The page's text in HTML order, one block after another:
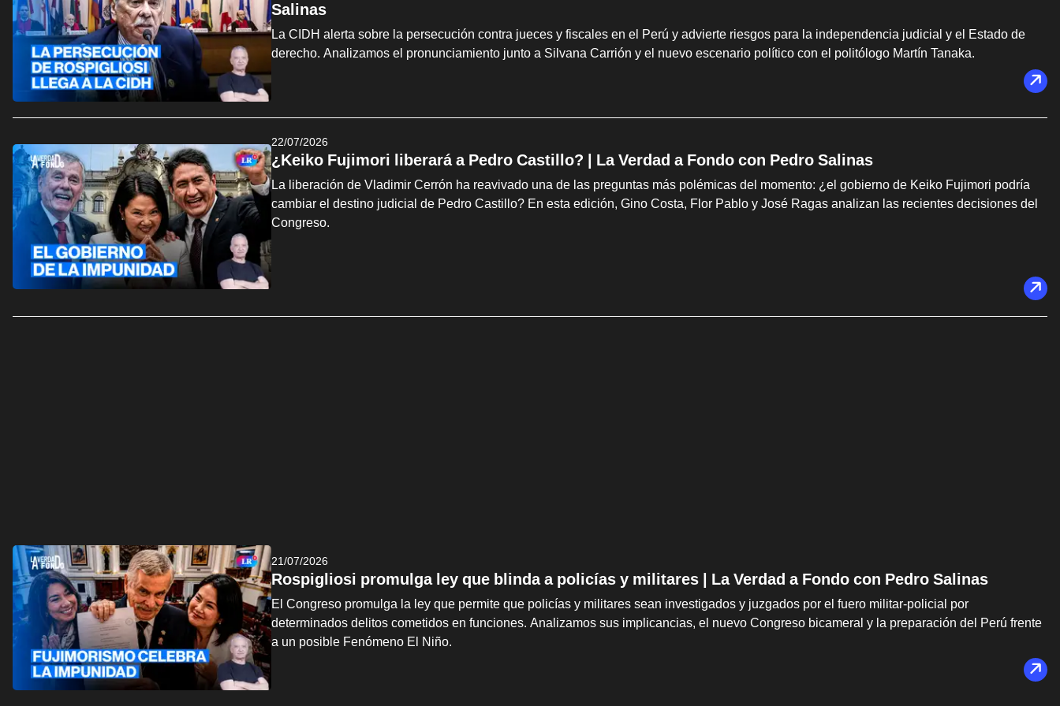
Salinas
La CIDH alerta sobre la persecución contra jueces y fiscales en el Perú y advierte riesgos para la independencia judicial y el Estado de
derecho. Analizamos el pronunciamiento junto a Silvana Carrión y el nuevo escenario político con el politólogo Martín Tanaka.
22/07/2026
¿Keiko Fujimori liberará a Pedro Castillo? | La Verdad a Fondo con Pedro Salinas
La liberación de Vladimir Cerrón ha reavivado una de las preguntas más polémicas del momento: ¿el gobierno de Keiko Fujimori podría
cambiar el destino judicial de Pedro Castillo? En esta edición, Gino Costa, Flor Pablo y José Ragas analizan las recientes decisiones del
Congreso.
21/07/2026
Rospigliosi promulga ley que blinda a policías y militares | La Verdad a Fondo con Pedro Salinas
El Congreso promulga la ley que permite que policías y militares sean investigados y juzgados por el fuero militar-policial por
determinados delitos cometidos en funciones. Analizamos sus implicancias, el nuevo Congreso bicameral y la preparación del Perú frente
a un posible Fenómeno El Niño.